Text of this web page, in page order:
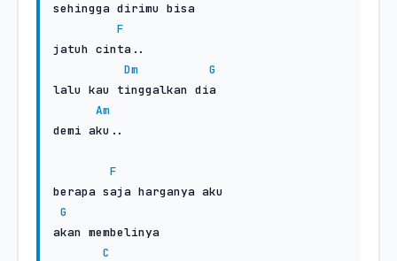
sehingga dirimu bisa
F
jatuh cinta..
Dm
G
lalu kau tinggalkan dia
Am
demi aku..
F
berapa saja harganya aku
G
akan membelinya
C